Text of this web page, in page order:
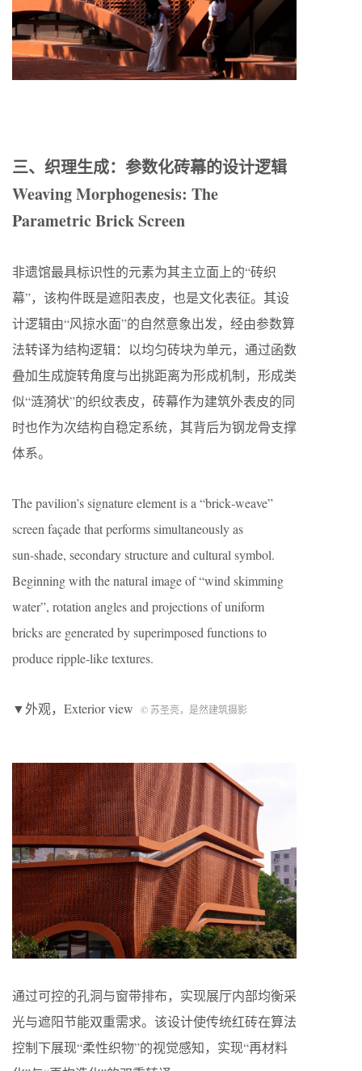
三、织理生成：参数化砖幕的设计逻辑
Weaving Morphogenesis: The
Parametric Brick Screen
非遗馆最具标识性的元素为其主立面上的“砖织
幕”，该构件既是遮阳表皮，也是文化表征。其设
计逻辑由“风掠水面”的自然意象出发，经由参数算
法转译为结构逻辑：以均匀砖块为单元，通过函数
叠加生成旋转角度与出挑距离为形成机制，形成类
似“涟漪状”的织纹表皮，砖幕作为建筑外表皮的同
时也作为次结构自稳定系统，其背后为钢龙骨支撑
体系。
The pavilion’s signature element is a “brick‑weave”
screen façade that performs simultaneously as
sun‑shade, secondary structure and cultural symbol.
Beginning with the natural image of “wind skimming
water”, rotation angles and projections of uniform
bricks are generated by superimposed functions to
produce ripple‑like textures.
▼外观，Exterior view © 苏圣亮，是然建筑摄影
通过可控的孔洞与窗带排布，实现展厅内部均衡采
光与遮阳节能双重需求。该设计使传统红砖在算法
控制下展现“柔性织物”的视觉感知，实现“再材料